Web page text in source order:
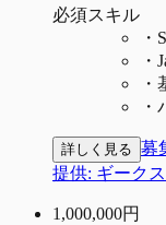
必須スキル
・
・
・
・
詳しく見る 募
提供: ギーク
1,000,000円